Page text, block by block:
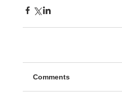
Comments